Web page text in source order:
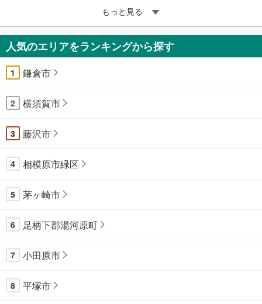
もっと見る
人気のエリアをランキングから探す
1 鎌倉市
2 横須賀市
3 藤沢市
4 相模原市緑区
5 茅ヶ崎市
6 足柄下郡湯河原町
7 小田原市
8 平塚市